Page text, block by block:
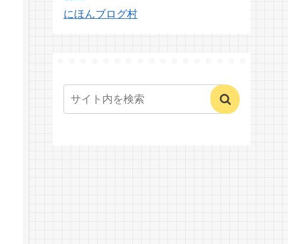
にほんブログ村